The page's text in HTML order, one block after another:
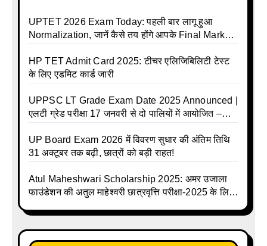
UPTET 2026 Exam Today: पहली बार लागू हुआ
Normalization, जानें कैसे तय होंगे आपके Final Marks
HP TET Admit Card 2025: टीचर एलिजिबिलिटी टेस्ट
के लिए एडमिट कार्ड जारी
UPPSC LT Grade Exam Date 2025 Announced |
एलटी ग्रेड परीक्षा 17 जनवरी से दो पालियों में आयोजित –
UP Board Exam 2026 में विवरण सुधार की अंतिम तिथि
31 अक्टूबर तक बढ़ी, छात्रों को बड़ी राहत!
Atul Maheshwari Scholarship 2025: अमर उजाला
फाउंडेशन की अतुल माहेश्वरी छात्रवृत्ति परीक्षा-2025 के लिए